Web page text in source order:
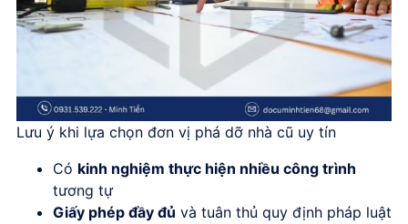
Lưu ý khi lựa chọn đơn vị phá dỡ nhà cũ uy tín
Có kinh nghiệm thực hiện nhiều công trình
tương tự
Giấy phép đầy đủ và tuân thủ quy định pháp luật